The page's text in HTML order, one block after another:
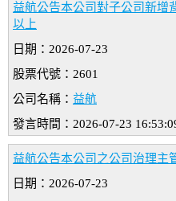
益航公告本公司對子公司新增
以上
日期：2026-07-23
股票代號：2601
公司名稱： 益航
發言時間：2026-07-23
益航公告本公司之公司治理主
日期：2026-07-23